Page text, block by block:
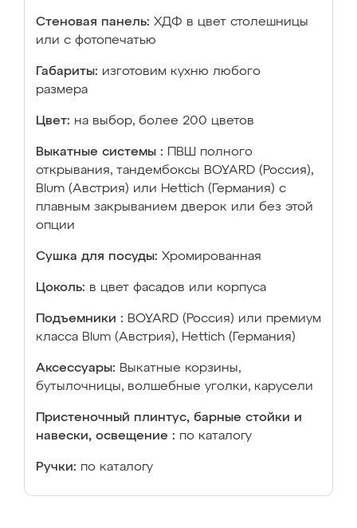
Стеновая панель: ХДФ в цвет столешницы
или с фотопечатью
Габариты: изготовим кухню любого
размера
Цвет: на выбор, более 200 цветов
Выкатные системы :
ПВШ полного
открывания, тандембоксы BOYARD (Россия),
Blum (Австрия) или Hettich (Германия) с
плавным закрыванием дверок или без этой
опции
Сушка для посуды: Хромированная
Цоколь: в цвет фасадов или корпуса
Подъемники : BOYARD (Россия) или премиум
класса Blum (Австрия), Hettich (Германия)
Аксессуары: Выкатные корзины,
бутылочницы, волшебные уголки, карусели
Пристеночный плинтус, барные стойки и
навески, освещение : по каталогу
Ручки: по каталогу